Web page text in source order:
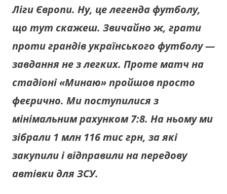
Ліги Європи. Ну, це легенда футболу,
що тут скажеш. Звичайно ж, грати
проти грандів українського футболу —
завдання не з легких. Проте матч на
стадіоні «Минаю» пройшов просто
феєрично. Ми поступилися з
мінімальним рахунком 7:8. На ньому ми
зібрали 1 млн 116 тис грн, за які
закупили і відправили на передову
автівки для ЗСУ.